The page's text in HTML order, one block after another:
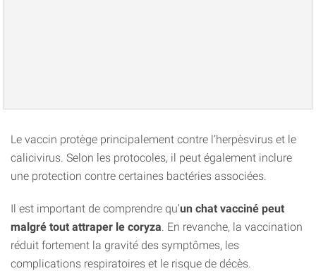
Le vaccin protège principalement contre l’herpèsvirus et le
calicivirus. Selon les protocoles, il peut également inclure
une protection contre certaines bactéries associées.
Il est important de comprendre qu’un chat vacciné peut
malgré tout attraper le coryza . En revanche, la vaccination
réduit fortement la gravité des symptômes, les
complications respiratoires et le risque de décès.